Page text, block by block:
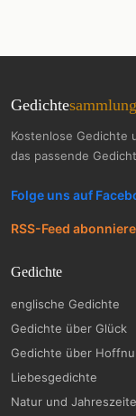
Gedichtesammlung
Kostenlose Gedichte
das passende
Folge uns auf
RSS-Feed
Gedichte
englische Gedichte
Gedichte über Glück
Gedichte über
Liebesgedichte
Natur und